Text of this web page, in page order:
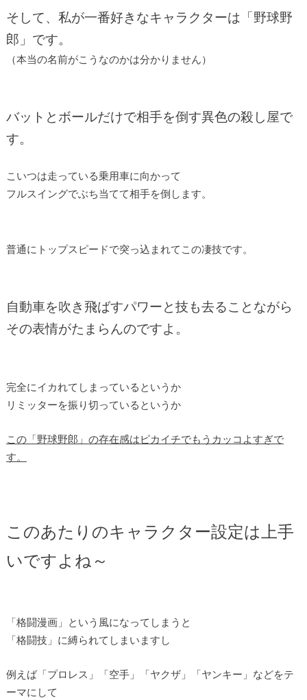
そして、私が一番好きなキャラクターは「野球野
郎」です。
（本当の名前がこうなのかは分かりません）
バットとボールだけで相手を倒す異色の殺し屋で
す。
こいつは走っている乗用車に向かって
フルスイングでぶち当てて相手を倒します。
普通にトップスピードで突っ込まれてこの凄技です。
自動車を吹き飛ばすパワーと技も去ることながら
その表情がたまらんのですよ。
完全にイカれてしまっているというか
リミッターを振り切っているというか
この「野球野郎」の存在感はピカイチでもうカッコよすぎで
す。
このあたりのキャラクター設定は上手
いですよね～
「格闘漫画」という風になってしまうと
「格闘技」に縛られてしまいますし
例えば「プロレス」「空手」「ヤクザ」「ヤンキー」などをテ
ーマにして